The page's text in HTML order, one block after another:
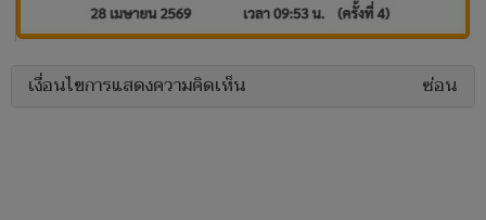
เงื่อนไขการแสดงความคิดเห็น ซ่อน